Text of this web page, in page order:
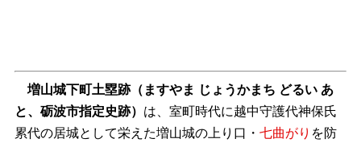
増山城下町土塁跡（ますやま じょうかまち どるい あ
と、砺波市指定史跡） は、室町時代に越中守護代神保氏
累代の居城として栄えた増山城の上り口・ 七曲がり を防